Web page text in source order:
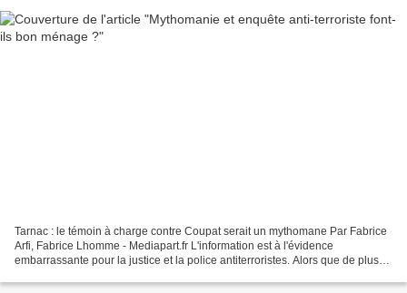
Tarnac : le témoin à charge contre Coupat serait un mythomane Par Fabrice
Arfi, Fabrice Lhomme - Mediapart.fr L'information est à l'évidence
embarrassante pour la justice et la police antiterroristes. Alors que de plus